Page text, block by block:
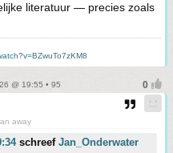
literatuur — precies zoals
@ 19:55 • 95
away
schreef Jan_Onderwater